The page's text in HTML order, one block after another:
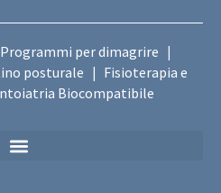
Programmi per dimagrire
posturale
Fisioterapia e
Biocompatibile